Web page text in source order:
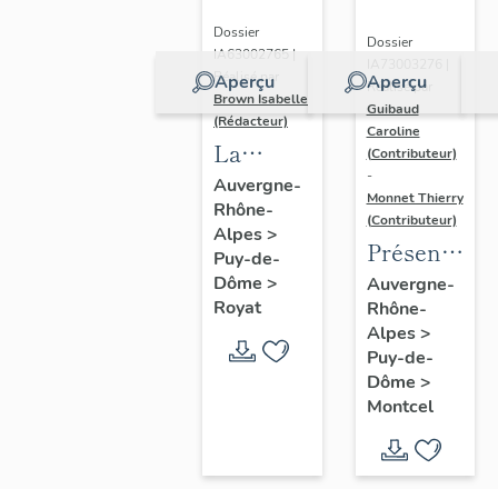
Aperçu
Dossier
IA63002765 |
Réalisé par
Brown Isabelle
(Rédacteur)
La
station
thermale
de
Royat-
Chamalières
Auvergne-
Rhône-
Alpes>
Puy-de-
Dôme >
Royat
Aperçu
Dossier
Réalisé par
Guibaud
Caroline
(Contributeur)
-
Monnet Thierry
(Contributeur)
de la
commune
de
Montcel
Auvergne-
Rhône-
Alpes>
Puy-de-
Dôme >
Montcel